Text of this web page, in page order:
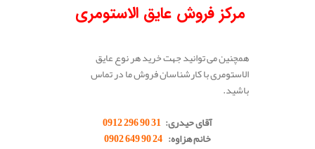
مرکز فروش عایق الاستومری
همچنین می توانید جهت خرید هر نوع عایق
الاستومری با کارشناسان فروش ما در تماس
باشید.
آقای حیدری: 31 90 296 0912
خانم هزاوه: 24 90 649 0902